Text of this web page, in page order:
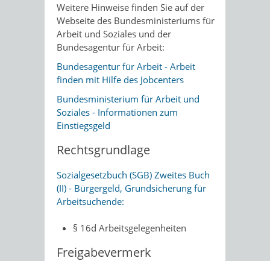
Weitere Hinweise finden Sie auf der
Webseite des Bundesministeriums für
Arbeit und Soziales und der
Bundesagentur für Arbeit:
Bundesagentur für Arbeit - Arbeit
finden mit Hilfe des Jobcenters
Bundesministerium für Arbeit und
Soziales - Informationen zum
Einstiegsgeld
Rechtsgrundlage
Sozialgesetzbuch (SGB) Zweites Buch
(II) - Bürgergeld, Grundsicherung für
Arbeitsuchende:
§ 16d Arbeitsgelegenheiten
Freigabevermerk